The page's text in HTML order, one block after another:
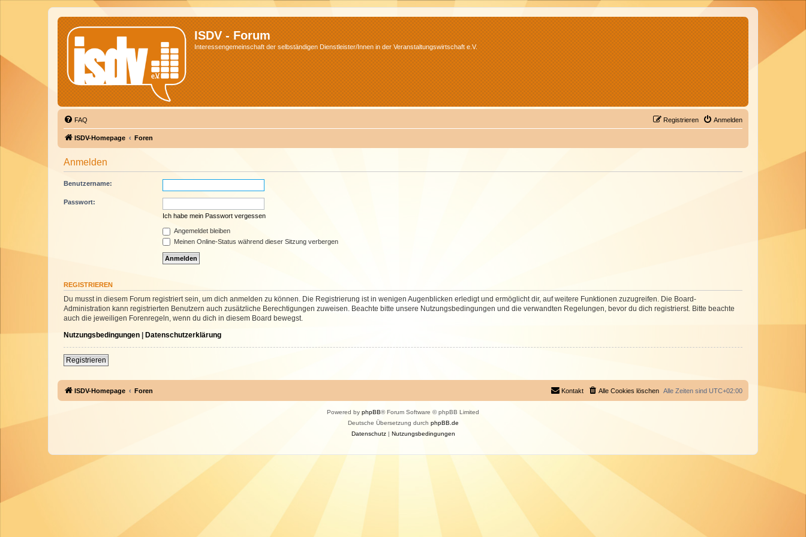
ISDV - Forum
Interessengemeinschaft der selbständigen Dienstleister/Innen in der Veranstaltungswirtschaft e.V.
FAQ Anmelden
Registrieren
ISDV-Homepage Foren
Anmelden
Benutzername:
Passwort:
Ich habe mein Passwort vergessen
Angemeldet bleiben
Meinen Online-Status während dieser Sitzung verbergen
REGISTRIEREN
Du musst in diesem Forum registriert sein, um dich anmelden zu können. Die Registrierung ist in wenigen Augenblicken erledigt und ermöglicht dir, auf weitere Funktionen zuzugreifen. Die Board-
Administration kann registrierten Benutzern auch zusätzliche Berechtigungen zuweisen. Beachte bitte unsere Nutzungsbedingungen und die verwandten Regelungen, bevor du dich registrierst. Bitte beachte
auch die jeweiligen Forenregeln, wenn du dich in diesem Board bewegst.
Nutzungsbedingungen | Datenschutzerklärung
Registrieren
ISDV-Homepage Foren Alle Zeiten sind UTC+02:00
Alle Cookies löschen
Kontakt
Powered by phpBB® Forum Software © phpBB Limited
Deutsche Übersetzung durch phpBB.de
Datenschutz| Nutzungsbedingungen